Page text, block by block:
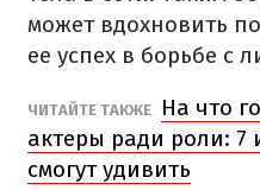
может вдохновить
ее успех в борьбе с
ЧИТАЙТЕ ТАКЖЕ
На что
актеры ради роли: 7
смогут удивить